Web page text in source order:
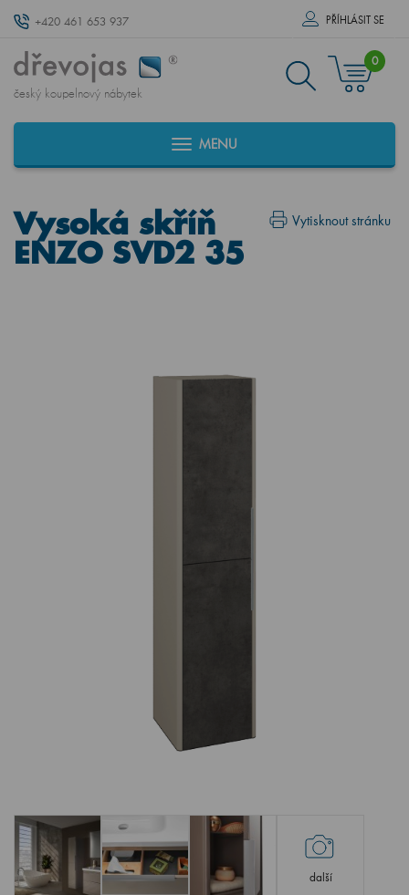
+420 461 653 937 PŘÍHLÁSIT SE
český koupelnový nábytek
0
MENU
Vytisknout stránku
Vysoká skříň
ENZO SVD2 35
další